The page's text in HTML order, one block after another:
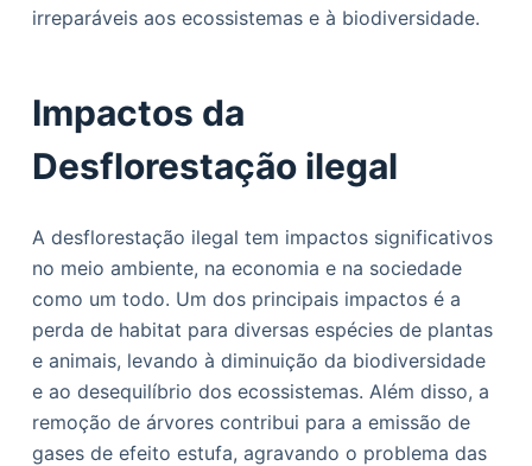
irreparáveis aos ecossistemas e à biodiversidade.
Impactos da
Desflorestação ilegal
A desflorestação ilegal tem impactos significativos
no meio ambiente, na economia e na sociedade
como um todo. Um dos principais impactos é a
perda de habitat para diversas espécies de plantas
e animais, levando à diminuição da biodiversidade
e ao desequilíbrio dos ecossistemas. Além disso, a
remoção de árvores contribui para a emissão de
gases de efeito estufa, agravando o problema das